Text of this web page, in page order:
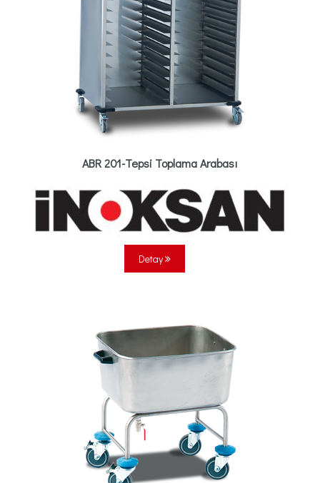
ABR 201-Tepsi Toplama Arabası
Detay